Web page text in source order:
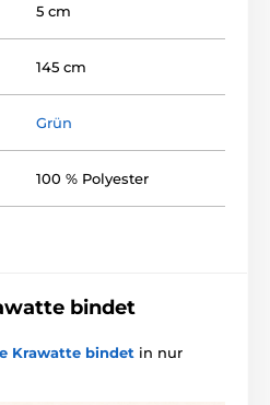
5 cm
145 cm
Grün
100 % Polyester
bindet
Krawatte bindet in nur